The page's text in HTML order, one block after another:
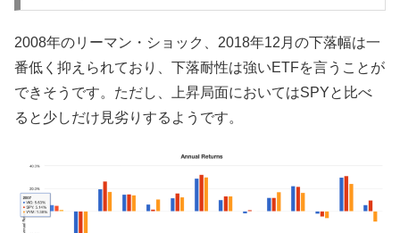
2008年のリーマン・ショック、2018年12月の下落幅は一
番低く抑えられており、下落耐性は強いETFを言うことが
できそうです。ただし、上昇局面においてはSPYと比べ
ると少しだけ見劣りするようです。